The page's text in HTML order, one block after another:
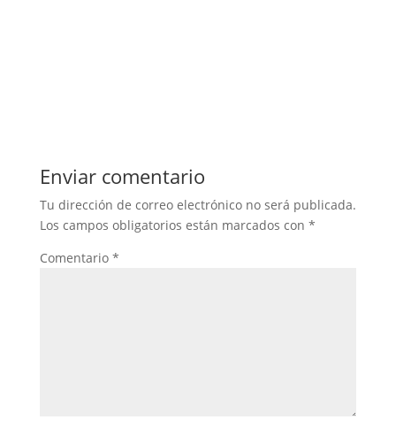
Enviar comentario
Tu dirección de correo electrónico no será publicada.
Los campos obligatorios están marcados con *
Comentario *